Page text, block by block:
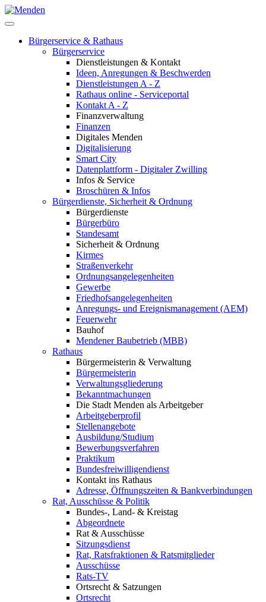
Bürgerservice & Rathaus
Bürgerservice
Dienstleistungen & Kontakt
Ideen, Anregungen & Beschwerden
Dienstleistungen A - Z
Rathaus online - Serviceportal
Kontakt A - Z
Finanzverwaltung
Finanzen
Digitales Menden
Digitalisierung
Smart City
Datenplattform - Digitaler Zwilling
Infos & Service
Broschüren & Infos
Bürgerdienste, Sicherheit & Ordnung
Bürgerdienste
Bürgerbüro
Standesamt
Sicherheit & Ordnung
Kirmes
Straßenverkehr
Ordnungsangelegenheiten
Gewerbe
Friedhofsangelegenheiten
Anregungs- und Ereignismanagement (AEM)
Feuerwehr
Bauhof
Mendener Baubetrieb (MBB)
Rathaus
Bürgermeisterin & Verwaltung
Bürgermeisterin
Verwaltungsgliederung
Bekanntmachungen
Die Stadt Menden als Arbeitgeber
Arbeitgeberprofil
Stellenangebote
Ausbildung/Studium
Bewerbungsverfahren
Praktikum
Bundesfreiwilligendienst
Kontakt ins Rathaus
Adresse, Öffnungszeiten & Bankverbindungen
Rat, Ausschüsse & Politik
Bundes-, Land- & Kreistag
Abgeordnete
Rat & Ausschüsse
Sitzungsdienst
Rat, Ratsfraktionen & Ratsmitglieder
Ausschüsse
Rats-TV
Ortsrecht & Satzungen
Ortsrecht